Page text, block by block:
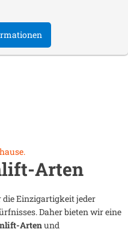
Arten
die Einzigartigkeit jeder
Daher bieten wir eine
Artenund